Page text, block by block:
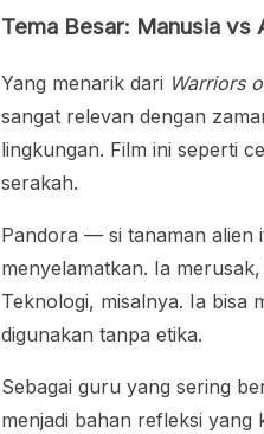
Tema Besar: Manusia vs
Yang menarik dari Warriors
sangat relevan dengan
lingkungan. Film ini seperti
serakah.
Pandora — si tanaman alien
menyelamatkan. Ia
Teknologi, misalnya. Ia bisa
digunakan tanpa etika.
Sebagai guru yang sering
menjadi bahan refleksi